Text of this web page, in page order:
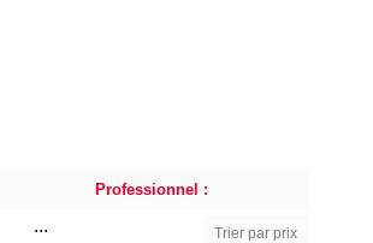
Professionnel :
... Trier par prix